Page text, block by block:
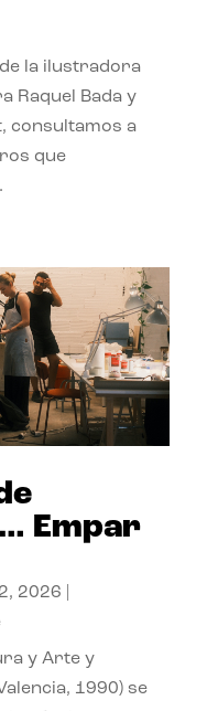
la ilustradora
Raquel Bada y
consultamos a
que
Empar
2026
y Arte y
1990) se